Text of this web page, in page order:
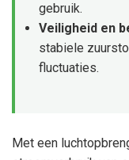
gebruik.
Veiligheid en
stabiele
fluctuaties.
Met een